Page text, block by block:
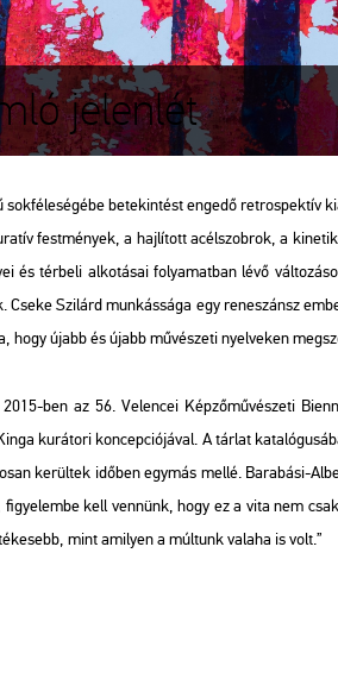
jelenlét
be­te­kin­tést en­ge­dő ret­ros­pek­tív
fest­mé­nyek, a haj­lí­tott acél­szob­rok, a
és tér­be­li al­ko­tá­sai fo­lya­mat­ban lévő
Szi­lárd mun­kás­sá­ga egy re­ne­szánsz
hogy újabb és újabb mű­vé­sze­ti nyel­ve­ken
ben az 56. Ve­len­cei Kép­ző­mű­vé­sze­ti
ku­rá­to­ri kon­cep­ci­ó­já­val. A tár­lat
ke­rül­tek idő­ben egy­más mellé. Ba­ra­bá­si-
kell ven­nünk, hogy ez a vita nem
mint ami­lyen a múl­tunk va­la­ha is volt.”